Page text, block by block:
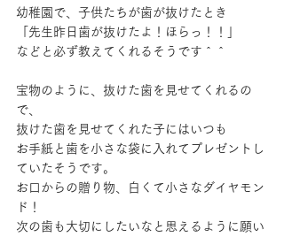
幼稚園で、子供たちが歯が抜けたとき
「先生昨日歯が抜けたよ！ほらっ！！」
などと必ず教えてくれるそうです＾＾
宝物のように、抜けた歯を見せてくれるの
で、
抜けた歯を見せてくれた子にはいつも
お手紙と歯を小さな袋に入れてプレゼントし
ていたそうです。
お口からの贈り物、白くて小さなダイヤモン
ド！
次の歯も大切にしたいなと思えるように願い